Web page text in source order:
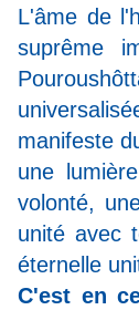
L'âme de
suprême
manifeste
une
volonté,
unité avec
éternelle
C'est en